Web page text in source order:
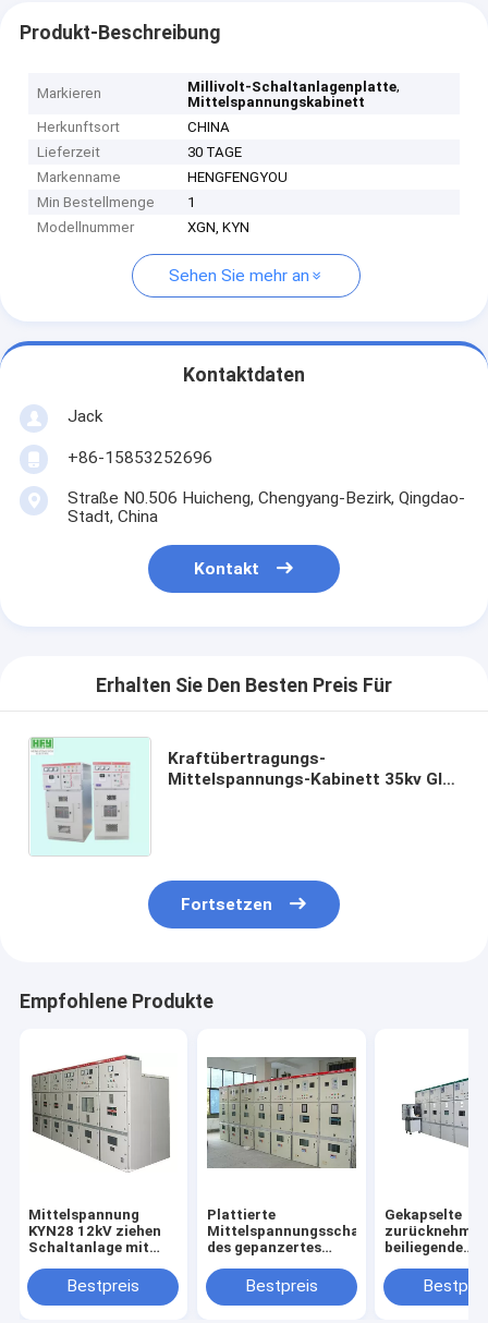
Produkt-Beschreibung
Markieren Millivolt-Schaltanlagenplatte,
Mittelspannungskabinett
Herkunftsort
CHINA
Lieferzeit
30 TAGE
Markenname
HENGFENGYOU
Min Bestellmenge
1
Modellnummer
XGN, KYN
Sehen Sie mehr an
Kontaktdaten
Jack
+86-15853252696
Straße N0.506 Huicheng, Chengyang-Bezirk, Qingdao-
Stadt, China
Kontakt
Erhalten Sie Den Besten Preis Für
Kraftübertragungs-
Mittelspannungs-Kabinett 35kv GIS
Fortsetzen
Empfohlene Produkte
Mittelspannung
KYN28 12kV ziehen
Schaltanlage mit
herausBestpreis
Plattierte
Mittelspannungsschaltanlage
des gepanzertes
weitverbreitet
Bestpreis
Gekapselte
beiliegende
der